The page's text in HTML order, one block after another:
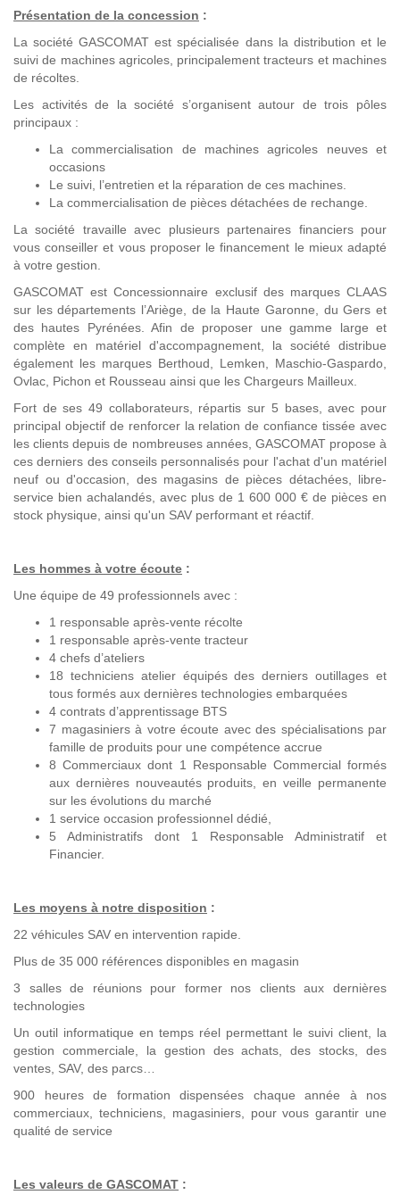
Présentation de la concession :
La société GASCOMAT est spécialisée dans la distribution et le
suivi de machines agricoles, principalement tracteurs et machines
de récoltes.
Les activités de la société s’organisent autour de trois pôles
principaux :
La commercialisation de machines agricoles neuves et
occasions
Le suivi, l’entretien et la réparation de ces machines.
La commercialisation de pièces détachées de rechange.
La société travaille avec plusieurs partenaires financiers pour
vous conseiller et vous proposer le financement le mieux adapté
à votre gestion.
GASCOMAT est Concessionnaire exclusif des marques CLAAS
sur les départements l’Ariège, de la Haute Garonne, du Gers et
des hautes Pyrénées. Afin de proposer une gamme large et
complète en matériel d'accompagnement, la société distribue
également les marques Berthoud, Lemken, Maschio-Gaspardo,
Ovlac, Pichon et Rousseau ainsi que les Chargeurs Mailleux.
Fort de ses 49 collaborateurs, répartis sur 5 bases, avec pour
principal objectif de renforcer la relation de confiance tissée avec
les clients depuis de nombreuses années, GASCOMAT propose à
ces derniers des conseils personnalisés pour l'achat d'un matériel
neuf ou d'occasion, des magasins de pièces détachées, libre-
service bien achalandés, avec plus de 1 600 000 € de pièces en
stock physique, ainsi qu'un SAV performant et réactif.
Les hommes à votre écoute :
Une équipe de 49 professionnels avec :
1 responsable après-vente récolte
1 responsable après-vente tracteur
4 chefs d’ateliers
18 techniciens atelier équipés des derniers outillages et
tous formés aux dernières technologies embarquées
4 contrats d’apprentissage BTS
7 magasiniers à votre écoute avec des spécialisations par
famille de produits pour une compétence accrue
8 Commerciaux dont 1 Responsable Commercial formés
aux dernières nouveautés produits, en veille permanente
sur les évolutions du marché
1 service occasion professionnel dédié,
5 Administratifs dont 1 Responsable Administratif et
Financier.
Les moyens à notre disposition :
22 véhicules SAV en intervention rapide.
Plus de 35 000 références disponibles en magasin
3 salles de réunions pour former nos clients aux dernières
technologies
Un outil informatique en temps réel permettant le suivi client, la
gestion commerciale, la gestion des achats, des stocks, des
ventes, SAV, des parcs…
900 heures de formation dispensées chaque année à nos
commerciaux, techniciens, magasiniers, pour vous garantir une
qualité de service
Les valeurs de GASCOMAT :